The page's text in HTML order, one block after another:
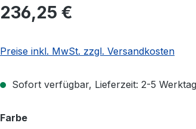
Regulärer Preis:
236,25 €
Preise inkl. MwSt. zzgl. Versandkosten
Sofort verfügbar, Lieferzeit: 2-5
Farbeauswählen